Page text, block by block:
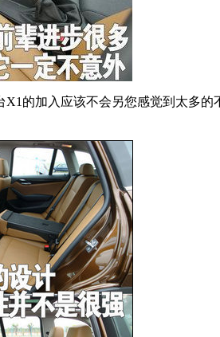
X1的加入应该不会另您感觉到太多